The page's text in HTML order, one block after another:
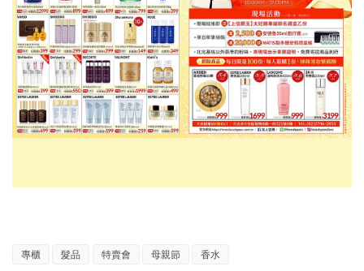
專櫃 髮品 特賣會 母親節 香水